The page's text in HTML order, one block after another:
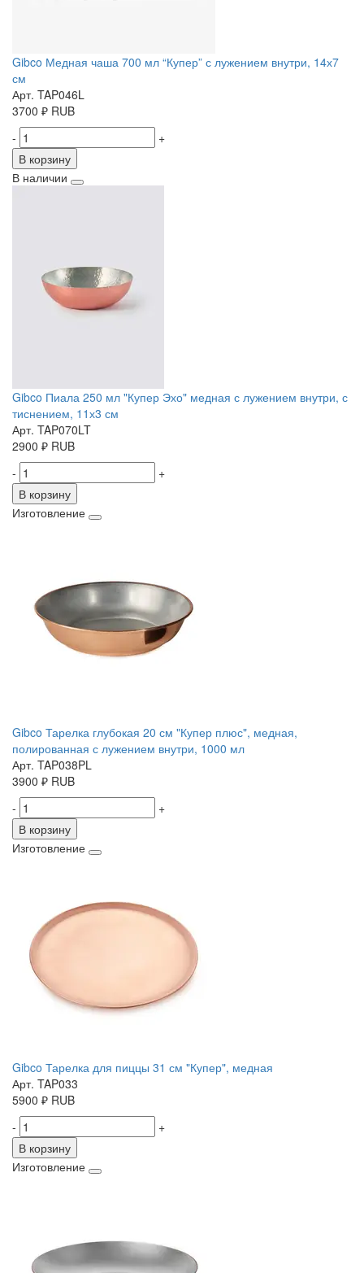
Gibco Медная чаша 700 мл “Купер” с лужением внутри, 14х7
см
Арт. TAP046L
3700 ₽ RUB
-
+
В корзину
В наличии
Gibco Пиала 250 мл "Купер Эхо" медная с лужением внутри, с
тиснением, 11х3 см
Арт. TAP070LT
2900 ₽ RUB
-
+
В корзину
Изготовление
Gibco Тарелка глубокая 20 см "Купер плюс", медная,
полированная с лужением внутри, 1000 мл
Арт. TAP038PL
3900 ₽ RUB
-
+
В корзину
Изготовление
Gibco Тарелка для пиццы 31 см "Купер", медная
Арт. TAP033
5900 ₽ RUB
-
+
В корзину
Изготовление